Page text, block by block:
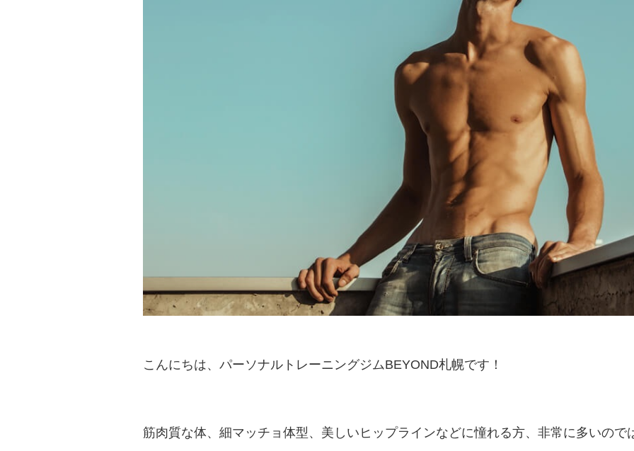
こんにちは、パーソナルトレーニングジムBEYOND札幌です！
筋肉質な体、細マッチョ体型、美しいヒップラインなどに憧れる方、非常に多いので